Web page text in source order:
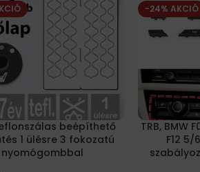
beépíthető
1 ülésre 3 fokozatú
nyomógombbal
-24% AKCIÓ
TRB, BMW
F12